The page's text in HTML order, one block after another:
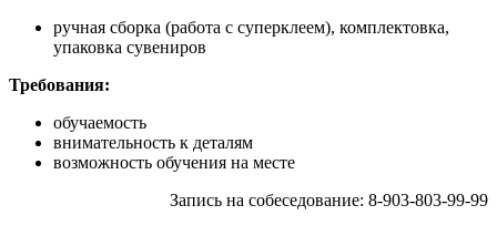
ручная сборка (работа с суперклеем), комплектовка,
упаковка сувениров
Требования:
обучаемость
внимательность к деталям
возможность обучения на месте
Запись на собеседование: 8-903-803-99-99